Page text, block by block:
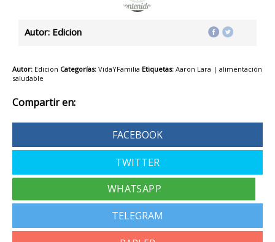
Autor: Edicion
Autor: Edicion Categorías: VidaYFamilia Etiquetas: Aaron Lara | alimentación
saludable
Compartir en:
FACEBOOK
TWITTER
TELEGRAM